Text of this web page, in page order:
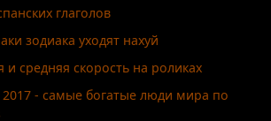
глаголов
зодиака уходят нахуй
средняя скорость на роликах
- самые богатые люди мира по